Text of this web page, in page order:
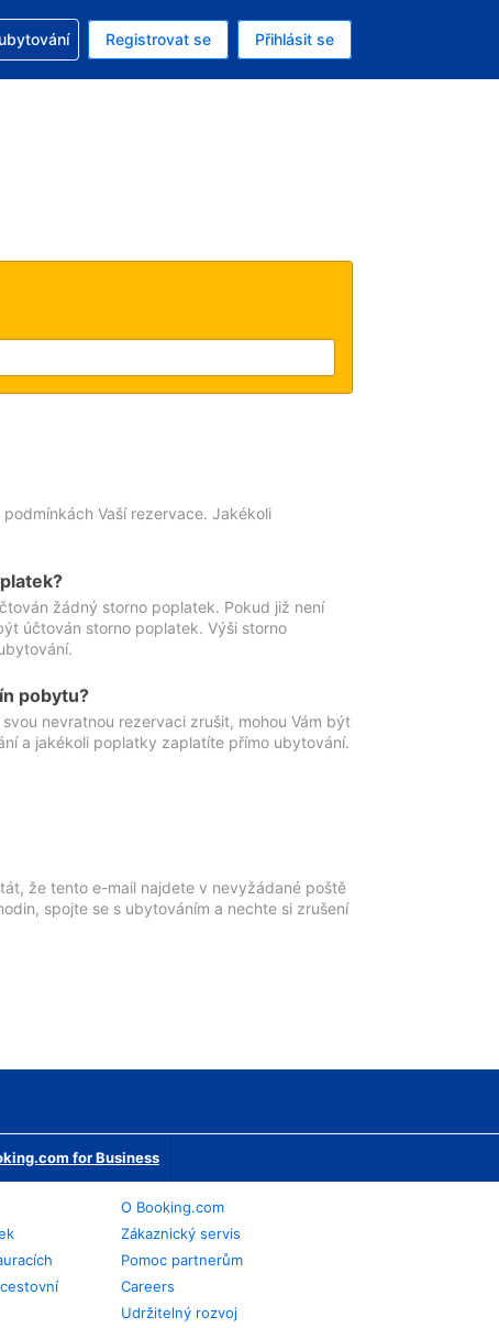
měna: Americký dolar
zvolený jazyk: V češtině
Registrovat se Přihlásit se
Vaší rezervace. Jakékoli
žádný storno poplatek. Pokud již není
účtován storno poplatek. Výši storno
pobytu?
nevratnou rezervaci zrušit, mohou Vám být
a jakékoli poplatky zaplatíte přímo ubytování.
že tento e-mail najdete v nevyžádané poště
spojte se s ubytováním a nechte si zrušení
for Business
O Booking.com
Zákaznický servis
Pomoc partnerům
Careers
Udržitelný rozvoj